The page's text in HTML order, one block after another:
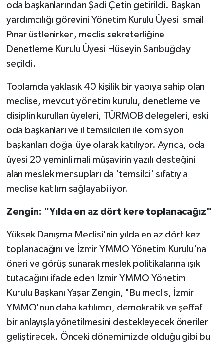
oda başkanlarından Şadi Çetin getirildi. Başkan
yardımcılığı görevini Yönetim Kurulu Üyesi İsmail
Pınar üstlenirken, meclis sekreterliğine
Denetleme Kurulu Üyesi Hüseyin Sarıbuğday
seçildi.
Toplamda yaklaşık 40 kişilik bir yapıya sahip olan
meclise, mevcut yönetim kurulu, denetleme ve
disiplin kurulları üyeleri, TÜRMOB delegeleri, eski
oda başkanları ve il temsilcileri ile komisyon
başkanları doğal üye olarak katılıyor. Ayrıca, oda
üyesi 20 yeminli mali müşavirin yazılı desteğini
alan meslek mensupları da 'temsilci' sıfatıyla
meclise katılım sağlayabiliyor.
Zengin: "Yılda en az dört kere toplanacağız"
Yüksek Danışma Meclisi'nin yılda en az dört kez
toplanacağını ve İzmir YMMO Yönetim Kurulu'na
öneri ve görüş sunarak meslek politikalarına ışık
tutacağını ifade eden İzmir YMMO Yönetim
Kurulu Başkanı Yaşar Zengin, "Bu meclis, İzmir
YMMO'nun daha katılımcı, demokratik ve şeffaf
bir anlayışla yönetilmesini destekleyecek öneriler
geliştirecek. Önceki dönemimizde olduğu gibi bu